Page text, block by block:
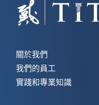
關於我們
我們的員工
實踐和專業知識